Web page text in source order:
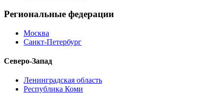
Региональные федерации
Москва
Санкт-Петербург
Северо-Запад
Ленинградская область
Республика Коми